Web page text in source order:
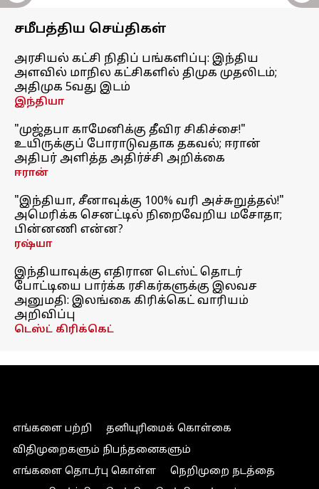
சமீபத்திய செய்திகள்
அரசியல் கட்சி நிதிப் பங்களிப்பு: இந்திய
அளவில் மாநில கட்சிகளில் திமுக முதலிடம்;
அதிமுக 5வது இடம்
இந்தியா
"முஜ்தபா காமேனிக்கு தீவிர சிகிச்சை!"
உயிருக்குப் போராடுவதாக தகவல்; ஈரான்
அதிபர் அளித்த அதிர்ச்சி அறிக்கை
ஈரான்
"இந்தியா, சீனாவுக்கு 100% வரி அச்சுறுத்தல்!"
அமெரிக்க செனட்டில் நிறைவேறிய மசோதா;
பின்னணி என்ன?
ரஷ்யா
இந்தியாவுக்கு எதிரான டெஸ்ட் தொடர்
போட்டியை பார்க்க ரசிகர்களுக்கு இலவச
அனுமதி: இலங்கை கிரிக்கெட் வாரியம்
அறிவிப்பு
டெஸ்ட் கிரிக்கெட்
எங்களை பற்றி
தனியுரிமைக் கொள்கை
விதிமுறைகளும் நிபந்தனைகளும்
எங்களை தொடர்பு கொள்ள
நெறிமுறை நடத்தை